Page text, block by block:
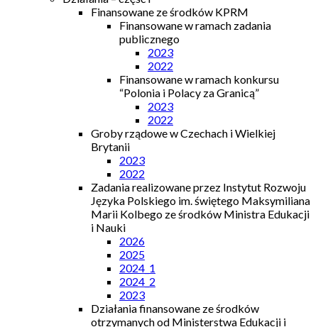
Finansowane ze środków KPRM
Finansowane w ramach zadania
publicznego
2023
2022
Finansowane w ramach konkursu
“Polonia i Polacy za Granicą”
2023
2022
Groby rządowe w Czechach i Wielkiej
Brytanii
2023
2022
Zadania realizowane przez Instytut Rozwoju
Języka Polskiego im. świętego Maksymiliana
Marii Kolbego ze środków Ministra Edukacji
i Nauki
2026
2025
2024_1
2024_2
2023
Działania finansowane ze środków
otrzymanych od Ministerstwa Edukacji i